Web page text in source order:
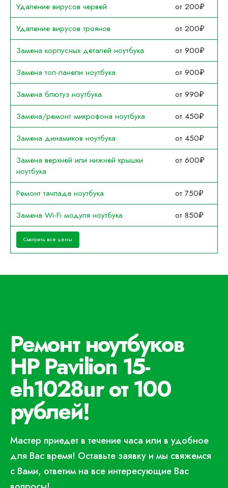
Удаление вирусов червей
от 200₽
Удаление вирусов троянов
от 200₽
Замена корпусных деталей ноутбука
от 900₽
Замена топ-панели ноутбука
от 900₽
Замена блютуз ноутбука
от 990₽
Замена/ремонт микрофона ноутбука
от 450₽
Замена динамиков ноутбука
от 450₽
Замена верхней или нижней крышки
ноутбука
от 600₽
Ремонт тачпада ноутбука
от 750₽
Замена Wi-Fi модуля ноутбука
от 850₽
Смотреть все цены
Ремонт ноутбуков
HP Pavilion 15-
eh1028ur от 100
рублей!
Мастер приедет в течение часа или в удобное
для Вас время! Оставьте заявку и мы свяжемся
с Вами, ответим на все интересующие Вас